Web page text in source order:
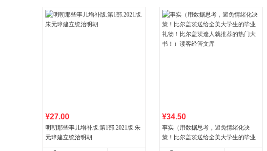
¥27.00
明朝那些事儿增补版.第1部.2021版.朱
元璋建立统治明朝
¥34.50
事实（用数据思考，避免情绪化决
策！比尔盖茨送给全美大学生的毕业